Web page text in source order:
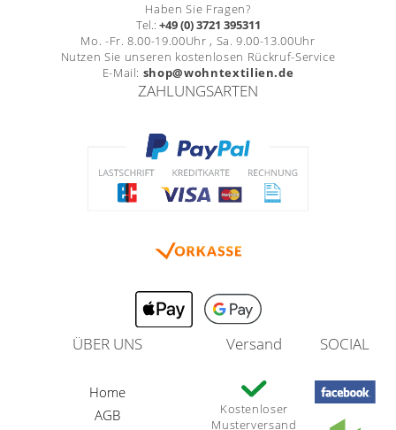
Haben Sie Fragen?
Tel.: +49 (0) 3721 395311
Mo. -Fr. 8.00-19.00Uhr , Sa. 9.00-13.00Uhr
Nutzen Sie unseren kostenlosen Rückruf-Service
E-Mail: shop@wohntextilien.de
ZAHLUNGSARTEN
ÜBER UNS
Home
AGB
Versand
Kostenloser
Musterversand
SOCIAL